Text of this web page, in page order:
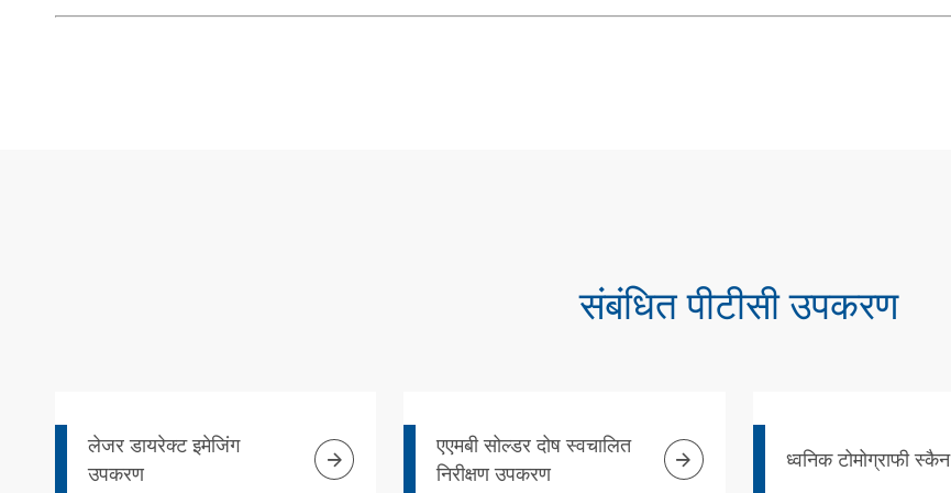
संबंधित पीटीसी उपकरण
लेजर डायरेक्ट इमेजिंग
उपकरण

एएमबी सोल्डर दोष स्वचालित
निरीक्षण उपकरण
 ध्वनिक टोमोग्राफी स्कैन